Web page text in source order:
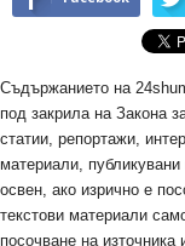
Съдържанието на
под закрила на Закона
статии, репортажи,
материали,
освен, ако изрично е
текстови материали
посочване на